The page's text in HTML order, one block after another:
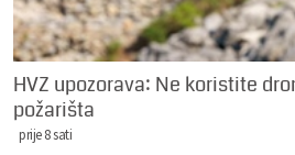
HVZ upozorava: Ne koristite
požarišta
prije 8 sati